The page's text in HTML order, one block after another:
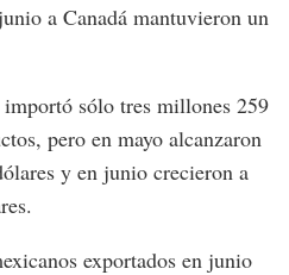
a Canadá mantuvieron un
importó sólo tres millones 259
pero en mayo alcanzaron
y en junio crecieron a
exportados en junio